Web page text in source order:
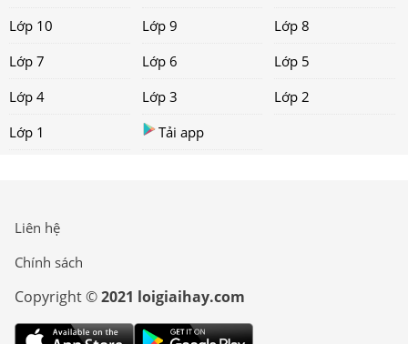
Lớp 10
Lớp 9
Lớp 8
Lớp 7
Lớp 6
Lớp 5
Lớp 4
Lớp 3
Lớp 2
Lớp 1
Tải app
Liên hệ
Chính sách
Copyright ©2021 loigiaihay.com